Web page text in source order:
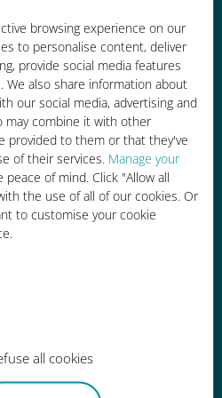
browsing experience on our
to personalise content, deliver
provide social media features
We also share information about
our social media, advertising and
may combine it with other
provided to them or that they've
of their services. Manage your
of mind. Click "Allow all
the use of all of our cookies. Or
to customise your cookie
all cookies
moins cher que les
avec votre
habituel
facile